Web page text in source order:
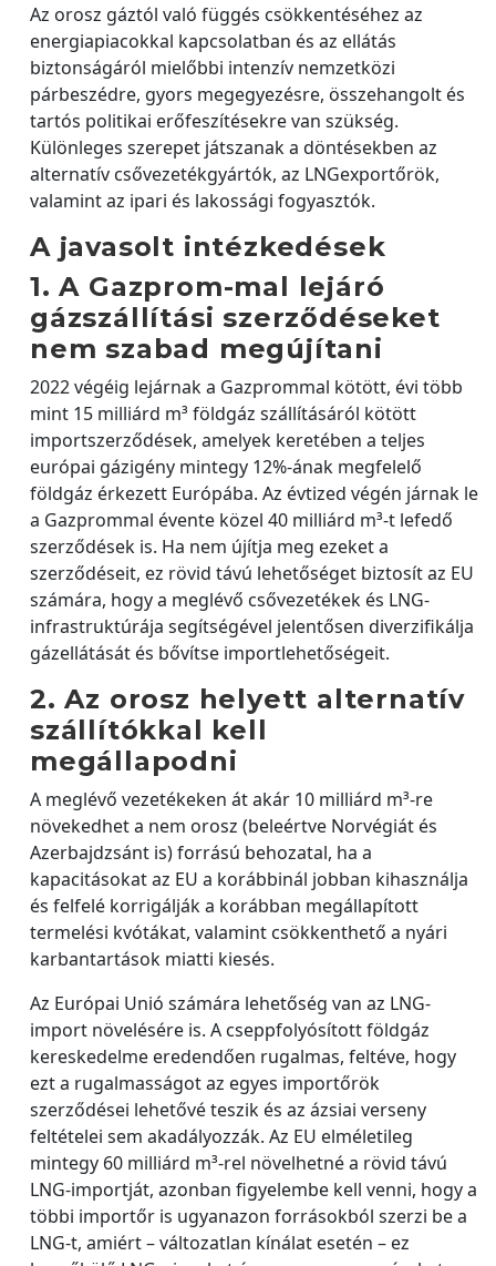
Az orosz gáztól való függés csökkentéséhez az
energiapiacokkal kapcsolatban és az ellátás
biztonságáról mielőbbi intenzív nemzetközi
párbeszédre, gyors megegyezésre, összehangolt és
tartós politikai erőfeszítésekre van szükség.
Különleges szerepet játszanak a döntésekben az
alternatív csővezetékgyártók, az LNGexportőrök,
valamint az ipari és lakossági fogyasztók.
A javasolt intézkedések
1. A Gazprom-mal lejáró
gázszállítási szerződéseket
nem szabad megújítani
2022 végéig lejárnak a Gazprommal kötött, évi több
mint 15 milliárd m³ földgáz szállításáról kötött
importszerződések, amelyek keretében a teljes
európai gázigény mintegy 12%-ának megfelelő
földgáz érkezett Európába. Az évtized végén járnak le
a Gazprommal évente közel 40 milliárd m³-t lefedő
szerződések is. Ha nem újítja meg ezeket a
szerződéseit, ez rövid távú lehetőséget biztosít az EU
számára, hogy a meglévő csővezetékek és LNG-
infrastruktúrája segítségével jelentősen diverzifikálja
gázellátását és bővítse importlehetőségeit.
2. Az orosz helyett alternatív
szállítókkal kell
megállapodni
A meglévő vezetékeken át akár 10 milliárd m³-re
növekedhet a nem orosz (beleértve Norvégiát és
Azerbajdzsánt is) forrású behozatal, ha a
kapacitásokat az EU a korábbinál jobban kihasználja
és felfelé korrigálják a korábban megállapított
termelési kvótákat, valamint csökkenthető a nyári
karbantartások miatti kiesés.
Az Európai Unió számára lehetőség van az LNG-
import növelésére is. A cseppfolyósított földgáz
kereskedelme eredendően rugalmas, feltéve, hogy
ezt a rugalmasságot az egyes importőrök
szerződései lehetővé teszik és az ázsiai verseny
feltételei sem akadályozzák. Az EU elméletileg
mintegy 60 milliárd m³-rel növelhetné a rövid távú
LNG-importját, azonban figyelembe kell venni, hogy a
többi importőr is ugyanazon forrásokból szerzi be a
LNG-t, amiért – változatlan kínálat esetén – ez